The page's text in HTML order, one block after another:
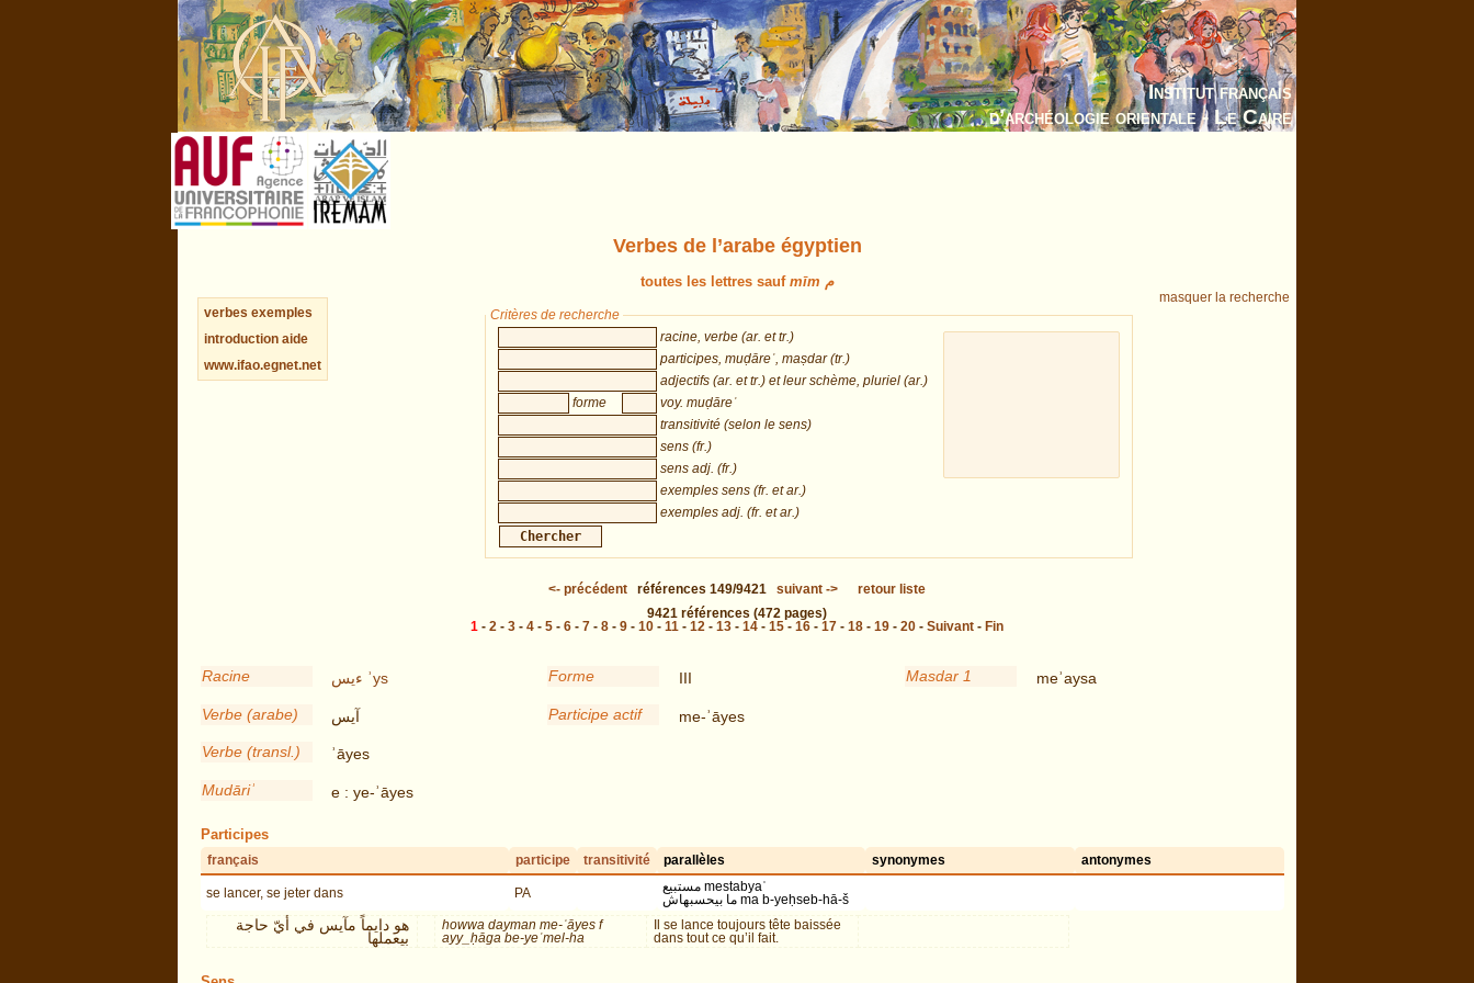
Institut français
d’archéologie orientale - Le Caire
Verbes de l’arabe égyptien
toutes les lettres sauf mīm م
verbes exemples
introduction aide
www.ifao.egnet.net
masquer la recherche
Critères de recherche
racine, verbe (ar. et tr.)
participes, muḍāreʿ, maṣdar (tr.)
adjectifs (ar. et tr.) et leur schème, pluriel (ar.)
forme
voy. muḍāreʿ
transitivité (selon le sens)
sens (fr.)
sens adj. (fr.)
exemples sens (fr. et ar.)
exemples adj. (fr. et ar.)
<- précédent références 149/9421 suivant ->
retour liste
9421 références (472 pages)
1 - 2 - 3 - 4 - 5 - 6 - 7 - 8 - 9 - 10 - 11 - 12 - 13 - 14 - 15 - 16 - 17 - 18 - 19 - 20 - Suivant - Fin
Racine ءيس ʾys
Verbe (arabe) آيس
Verbe (transl.) ʾāyes
Mudāriʾ e : ye-ʾāyes
Forme III
Participe actif me-ʾāyes
Masdar 1 meʾaysa
Participes
français participe transitivité parallèles synonymes antonymes
se lancer, se jeter dans PA
مستبيع mestabyaʿ
ما بيحسبهاش ma b-yeḥseb-hā-š
هو دايماً مآيس في أيّ حاجة
بيعملها
howwa dayman me-ʾāyes f
ayy_ḥāga be-yeʿmel-ha
Il se lance toujours tête baissée
dans tout ce qu’il fait.